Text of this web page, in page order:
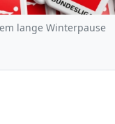
lange Winterpause